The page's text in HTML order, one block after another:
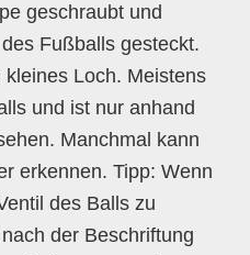
geschraubt und
Fußballs gesteckt.
kleines Loch. Meistens
und ist nur anhand
Manchmal kann
erkennen. Tipp: Wenn
des Balls zu
der Beschriftung